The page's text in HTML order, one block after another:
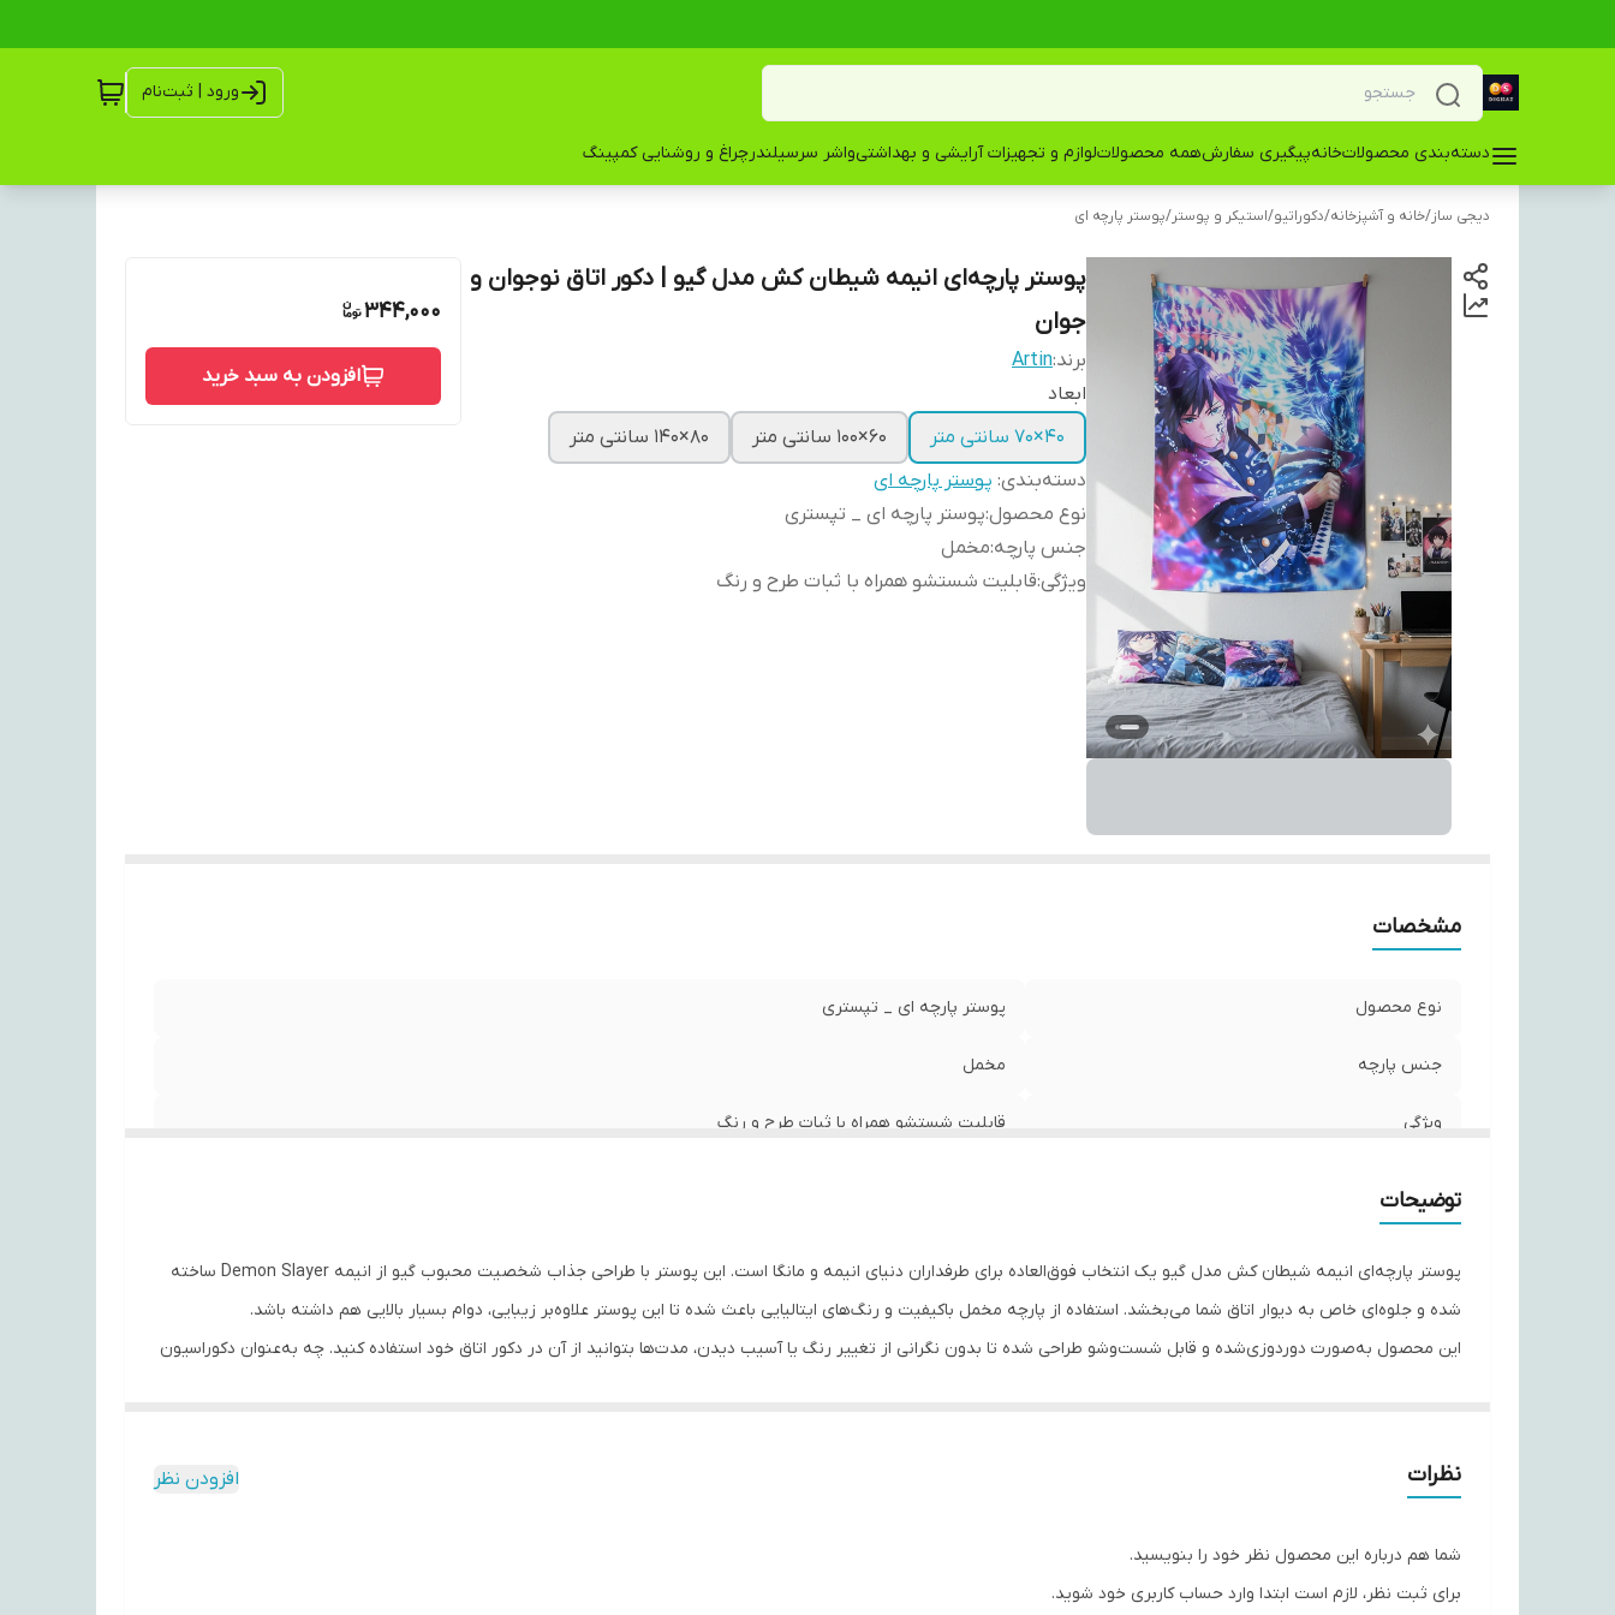
ورود | ثبت‌نام
دسته‌بندی محصولاتخانهپیگیری سفارشهمه محصولاتلوازم و تجهیزات آرایشی و بهداشتیواشر سرسیلندرچراغ و روشنایی کمپینگ
دیجی ساز/خانه و آشپزخانه/دکوراتیو/استیکر و پوستر/پوستر پارچه ای
پوستر پارچه‌ای انیمه شیطان کش مدل گیو | دکور اتاق نوجوان و
جوان
برند:Artin
ابعاد
۴۰×۷۰ سانتی متر
۶۰×۱۰۰ سانتی متر
۸۰×۱۴۰ سانتی متر
دسته‌بندی: پوستر پارچه ای
نوع محصول:پوستر پارچه ای _ تپستری
جنس پارچه:مخمل
ویژگی‌:قابلیت شستشو همراه با ثبات طرح و رنگ
344,000
افزودن به سبد خرید
مشخصات
نوع محصول پوستر پارچه ای _ تپستری
جنس پارچه مخمل
ویژگی‌ قابلیت شستشو همراه با ثبات طرح و رنگ
توضیحات
پوستر پارچه‌ای انیمه شیطان کش مدل گیو یک انتخاب فوق‌العاده برای طرفداران دنیای انیمه و مانگا است. این پوستر با طراحی جذاب شخصیت محبوب گیو از انیمه Demon Slayer ساخته
شده و جلوه‌ای خاص به دیوار اتاق شما می‌بخشد. استفاده از پارچه مخمل باکیفیت و رنگ‌های ایتالیایی باعث شده تا این پوستر علاوه‌بر زیبایی، دوام بسیار بالایی هم داشته باشد.
این محصول به‌صورت دوردوزی‌شده و قابل شست‌وشو طراحی شده تا بدون نگرانی از تغییر رنگ یا آسیب دیدن، مدت‌ها بتوانید از آن در دکور اتاق خود استفاده کنید. چه به‌عنوان دکوراسیون
---
📌 مشخصات محصول:
نظرات افزودن نظر
شما هم درباره این محصول نظر خود را بنویسید.
برای ثبت نظر، لازم است ابتدا وارد حساب کاربری خود شوید.